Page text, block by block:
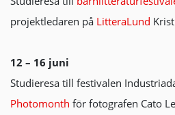
projektledaren på LitteraLund
12 – 16 juni
Studieresa till festivalen
Photomonth för fotografen Cato